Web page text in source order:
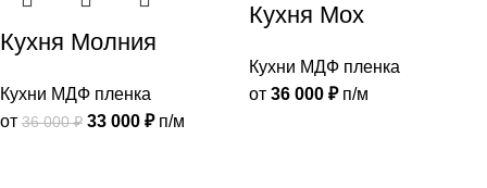
Кухня Молния
Кухни МДФ пленка
от 36 000₽ 33 000 ₽п/м
Кухня Мох
Кухни МДФ пленка
от 36 000 ₽п/м